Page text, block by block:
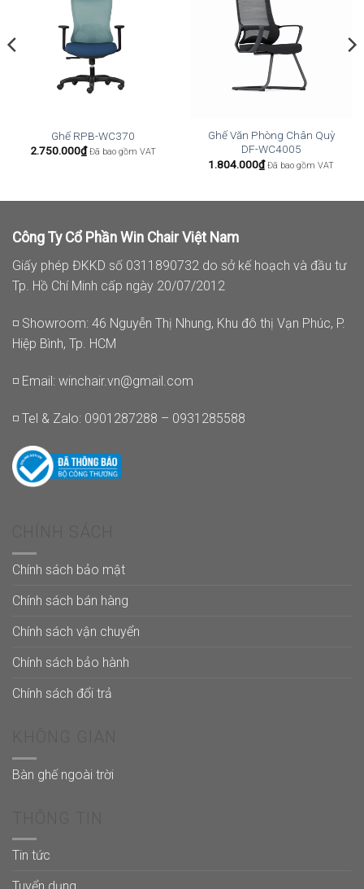
Ghế RPB-WC370
2.750.000₫ Đã bao gồm VAT
Ghế Văn Phòng Chân Quỳ
DF-WC4005
1.804.000₫ Đã bao gồm VAT
Công Ty Cổ Phần Win Chair Việt Nam
Giấy phép ĐKKD số 0311890732 do sở kế hoạch và đầu tư
Tp. Hồ Chí Minh cấp ngày 20/07/2012
◽ Showroom: 46 Nguyễn Thị Nhung, Khu đô thị Vạn Phúc, P.
Hiệp Bình, Tp. HCM
◽ Email: winchair.vn@gmail.com
◽ Tel & Zalo: 0901287288 – 0931285588
Chính sách bảo mật
Chính sách bán hàng
Chính sách vận chuyển
Chính sách bảo hành
Chính sách đổi trả
Bàn ghế ngoài trời
Tin tức